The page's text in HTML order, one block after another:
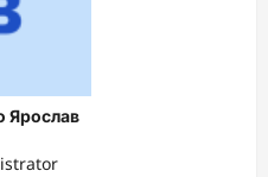
Ярослав